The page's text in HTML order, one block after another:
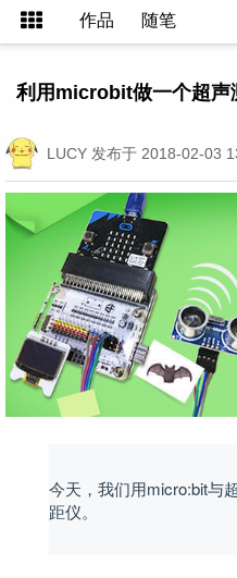
作品 随笔
利用microbit做一个超声
LUCY 发布于 2018-02-03
今天，我们用micro:bit与
距仪。